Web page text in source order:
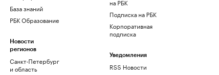
База знаний
РБК Образование
Новости
регионов
Санкт-Петербург
и область
на РБК
Подписка на РБК
Корпоративная
подписка
Уведомления
RSS Новости